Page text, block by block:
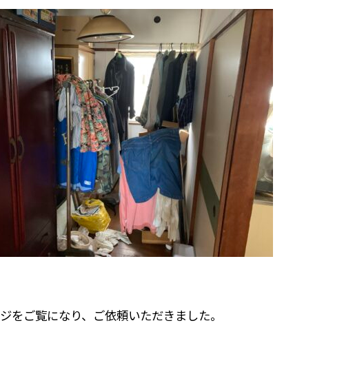
をご覧になり、ご依頼いただきました。